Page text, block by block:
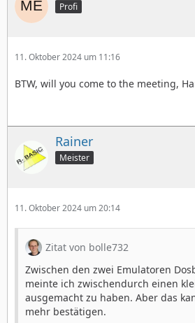
Profi
11. Oktober 2024 um 11:16
BTW, will you come to the meeting,
Rainer
Meister
11. Oktober 2024 um 20:14
Zitat von bolle732
Zwischen den zwei Emulatoren
meinte ich zwischendurch einen
ausgemacht zu haben. Aber das
mehr bestätigen.